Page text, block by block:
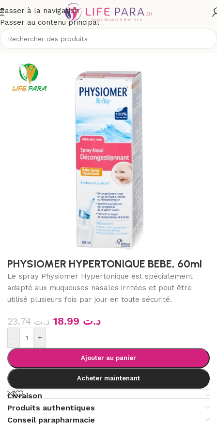
Passer à la navigation
Passer au contenu principal
et maman/Toilette & soins bébé/Hygiène et soins du bébé
PHYSIOMER HYPERTONIQUE BEBE, 60ml
Le spray Physiomer Hypertonique est spécialement
adapté aux muqueuses nasales irritées et peut être
utilisé plusieurs fois par jour en toute sécurité.
د.ت23.74 د.ت
- +
Ajouter au panier
Acheter maintenant
Livraison
Produits authentiques
Conseil parapharmacie